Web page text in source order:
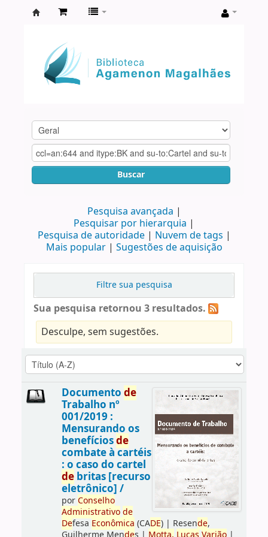
Agamenon
Magalhães
Buscar
Pesquisa avançada
Pesquisar por hierarquia
Pesquisa de autoridade
Nuvem de tags
Mais popular
Sugestões de aquisição
Filtre sua pesquisa
Sua pesquisa retornou 3 resultados.
Desculpe, sem sugestões.
Documento de
Trabalho nº
001/2019 :
Mensurando os
benefíciosde
combate à cartéis
: o caso do cartel
debritas [recurso
eletrônico] /
porConselho
Administrativo de
Defesa Econômica (CADE)| Resende,